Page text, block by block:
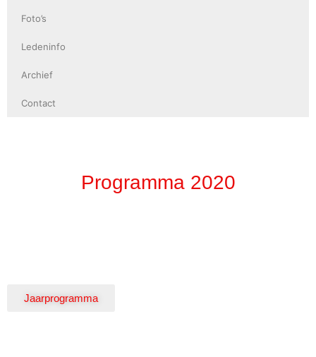
Foto’s
Ledeninfo
Archief
Contact
Programma 2020
Jaarprogramma